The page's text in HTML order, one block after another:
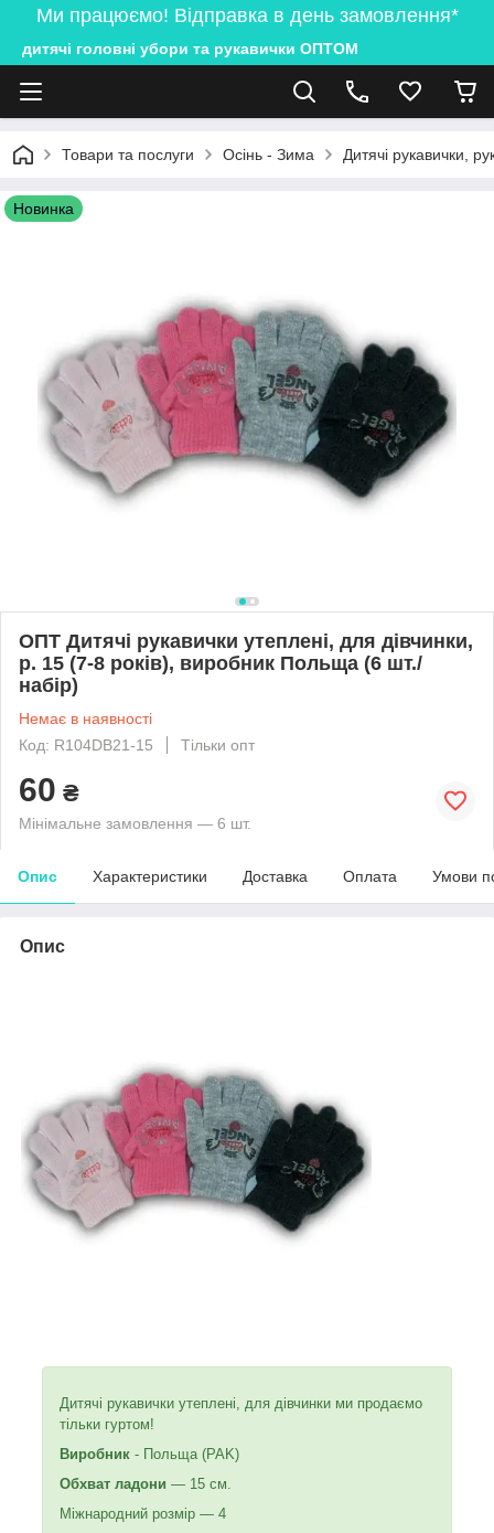
Ми працюємо! Відправка в день замовлення*
дитячі головні убори та рукавички ОПТОМ
Товари та послуги Осінь - Зима Дитячі рукавички,
Новинка
ОПТ Дитячі рукавички утеплені, для дівчинки,
р. 15 (7-8 років), виробник Польща (6 шт./
набір)
Немає в наявності
Код: R104DB21-15
Тільки опт
60 ₴
Мінімальне замовлення — 6 шт.
Опис Характеристики Доставка Оплата Умови
Опис
Дитячі рукавички утеплені, для дівчинки ми продаємо
тільки гуртом!
Виробник - Польща (PAK)
Обхват ладони — 15 см.
Міжнародний розмір — 4